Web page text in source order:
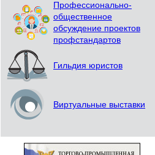
Профессионально-
общественное
обсуждение проектов
профстандартов
Гильдия юристов
Виртуальные выставки